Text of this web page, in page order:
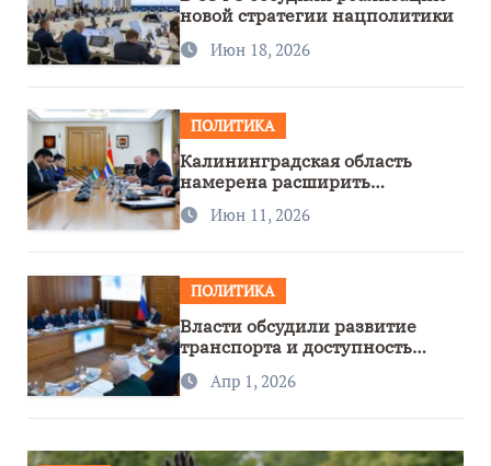
новой стратегии нацполитики
Июн 18, 2026
ПОЛИТИКА
Калининградская область
намерена расширить
сотрудничество с Узбекистаном
Июн 11, 2026
ПОЛИТИКА
Власти обсудили развитие
транспорта и доступность
региона
Апр 1, 2026